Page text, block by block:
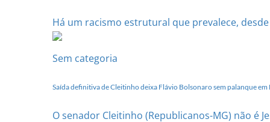
Há um racismo estrutural que prevalece,
Sem categoria
Saída definitiva de Cleitinho deixa Flávio Bolsonaro sem palanque em
O senador Cleitinho (Republicanos-MG) não é